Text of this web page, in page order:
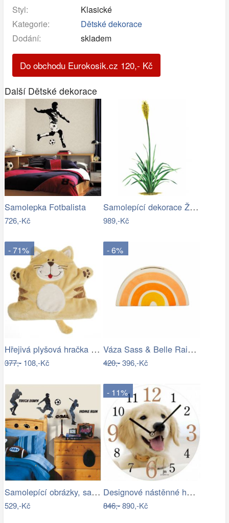
Styl:
Klasické
Kategorie:
Dětské dekorace
Dodání:
skladem
Do obchodu Eurokosik.cz 120,- Kč
Další Dětské dekorace
Samolepka Fotbalista
726,-Kč
Samolepící dekorace Žlutý květ
989,-Kč
- 71%
Hřejivá plyšová hračka KOČIČKA pro…
377,-108,-Kč
- 6%
Váza Sass & Belle Rainbow
420,-396,-Kč
Samolepící obrázky, samolepky Sportovní…
529,-Kč
- 11%
Designové nástěnné hodiny 14846 Lowell…
846,-890,-Kč